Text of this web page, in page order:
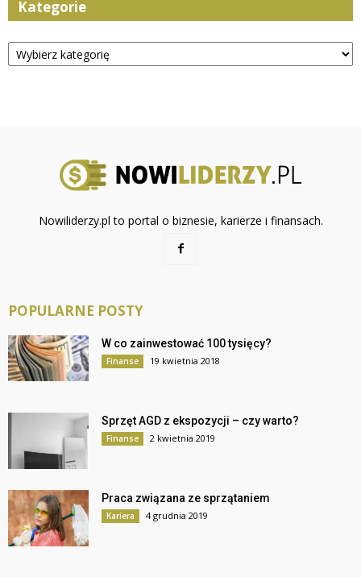
Kategorie
Kategorie
Nowiliderzy.pl to portal o biznesie, karierze i finansach.
POPULARNE POSTY
W co zainwestować 100 tysięcy?
Finanse 19 kwietnia 2018
Sprzęt AGD z ekspozycji – czy warto?
Finanse 2 kwietnia 2019
Praca związana ze sprzątaniem
Kariera 4 grudnia 2019